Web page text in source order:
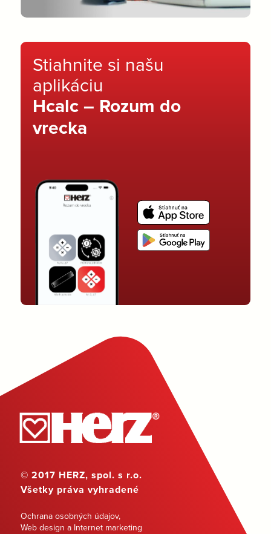
Stiahnite si našu
aplikáciu
Hcalc – Rozum do
vrecka
© 2017 HERZ, spol. s r.o.
Všetky práva vyhradené
Ochrana osobných údajov,
Web design a Internet marketing